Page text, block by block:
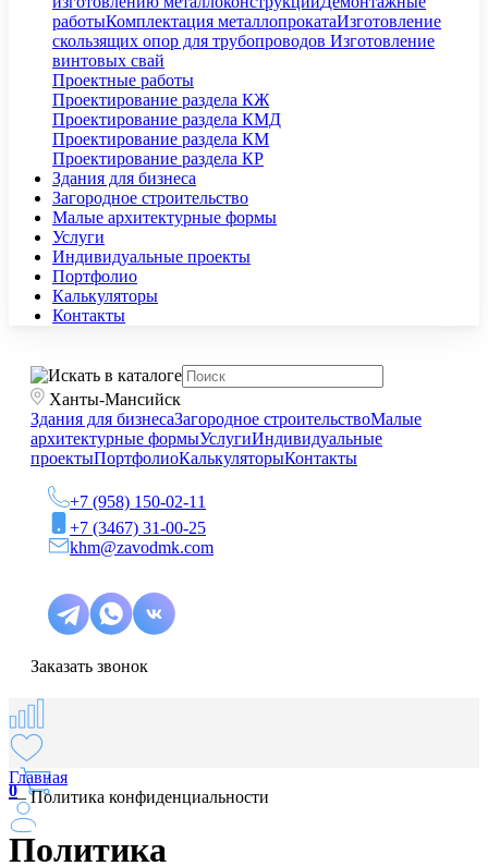
работыКомплектация металлопрокатаИзготовление
скользящих опор для трубопроводов Изготовление
винтовых свай
Проектные работы
Проектирование раздела КЖ
Проектирование раздела КМД
Проектирование раздела КМ
Проектирование раздела КР
Здания для бизнеса
Загородное строительство
Малые архитектурные формы
Услуги
Индивидуальные проекты
Портфолио
Калькуляторы
Контакты
Ханты-Мансийск
Здания для бизнесаЗагородное строительствоМалые
архитектурные формыУслугиИндивидуальные
проектыПортфолиоКалькуляторыКонтакты
+7 (958) 150-02-11
+7 (3467) 31-00-25
khm@zavodmk.com
Заказать звонок
0
Главная
—Политика конфиденциальности
Политика